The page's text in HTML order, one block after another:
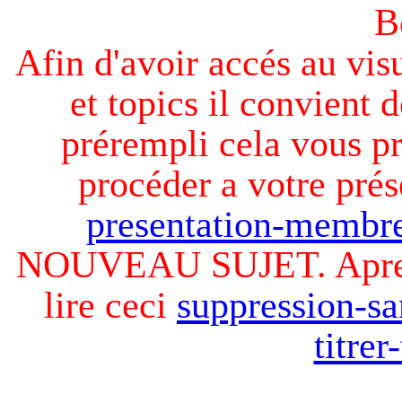
Afin d'avoir accés au
et topics il convient
prérempli cela vous
procéder a votre
presentation-
NOUVEAU SUJET.
lire ceci suppression-